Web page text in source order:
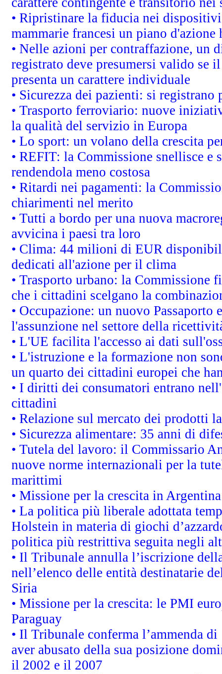
• Ripristinare la fiducia nei
mammarie francesi un piano
• Nelle azioni per contraffazione, un
registrato deve presumersi valido se
presenta un carattere individuale
• Sicurezza dei pazienti: si
• Trasporto ferroviario: nuove
la qualità del servizio in Europa
• Lo sport: un volano della crescita
• REFIT: la Commissione snellisce
rendendola meno costosa
• Ritardi nei pagamenti: la
chiarimenti nel merito
• Tutti a bordo per una nuova
avvicina i paesi tra loro
• Clima: 44 milioni di EUR
dedicati all'azione per il clima
• Trasporto urbano: la Commissione
che i cittadini scelgano la
• Occupazione: un nuovo Passaporto
l'assunzione nel settore della
• L'UE facilita l'accesso ai dati
• L'istruzione e la formazione non
un quarto dei cittadini europei che
• I diritti dei consumatori entrano
cittadini
• Relazione sul mercato dei prodotti
• Sicurezza alimentare: 35 anni di
• Tutela del lavoro: il Commissario
nuove norme internazionali per la
marittimi
• Missione per la crescita in
• La politica più liberale adottata
Holstein in materia di giochi
politica più restrittiva seguita negli
• Il Tribunale annulla l’iscrizione
nell’elenco delle entità destinatarie
Siria
• Missione per la crescita: le PMI
Paraguay
• Il Tribunale conferma l’ammenda
aver abusato della sua posizione
il 2002 e il 2007